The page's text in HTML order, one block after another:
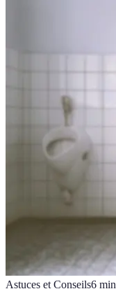
Astuces et Conseils6 min